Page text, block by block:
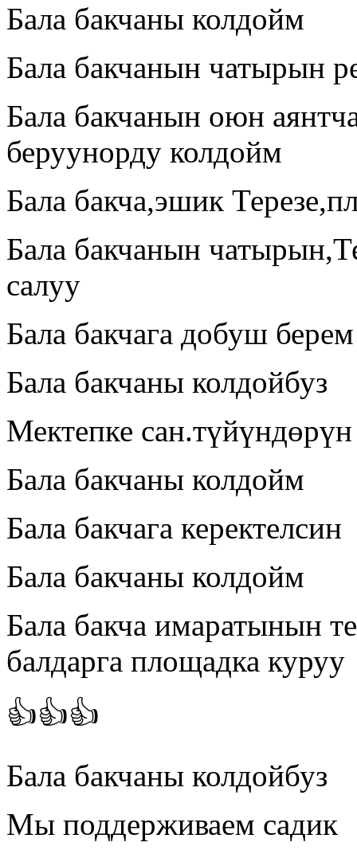
Бала бакчаны колдойм
Бала бакчанын чатырын
Бала бакчанын оюн
беруунорду колдойм
Бала бакча,эшик
Бала бакчанын
салуу
Бала бакчага добуш берем
Бала бакчаны колдойбуз
Мектепке
Бала бакчаны колдойм
Бала бакчага керектелсин
Бала бакчаны колдойм
Бала бакча имаратынын
балдарга площадка куруу
👍👍👍
Бала бакчаны колдойбуз
Мы поддерживаем садик